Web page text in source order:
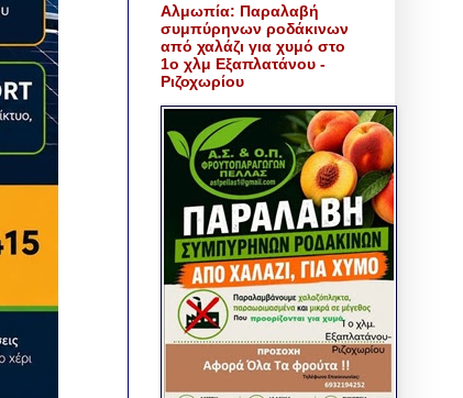
Αλμωπία: Παραλαβή
συμπύρηνων ροδάκινων
από χαλάζι για χυμό στο
1ο χλμ Εξαπλατάνου -
Ριζοχωρίου